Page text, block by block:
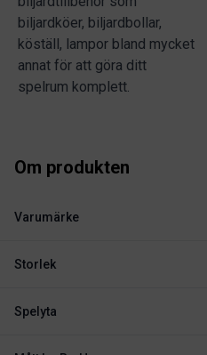
biljardköer, biljardbollar,
köställ, lampor bland mycket
annat för att göra ditt
spelrum komplett.
Om produkten
Varumärke
Storlek
Spelyta